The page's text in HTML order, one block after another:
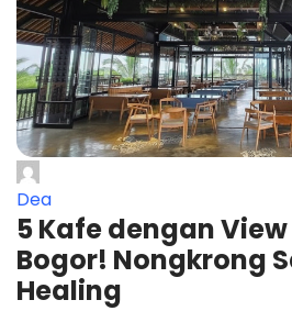
Dea
5 Kafe dengan
Bogor! Nongkrong
Healing